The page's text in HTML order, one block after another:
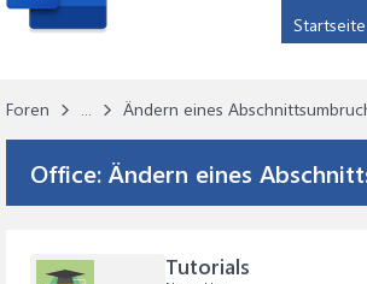
Foren ... Ändern eines
Office: Ändern eines
Tutorials
Startseite